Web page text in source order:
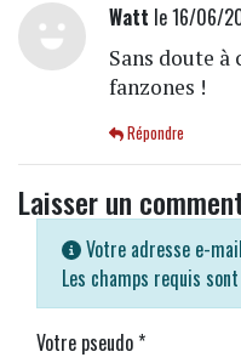
Watt le 16/06/
Sans doute à
fanzones !
Répondre
Laisser un
Votre adresse e-
Les champs requis
Votre pseudo*